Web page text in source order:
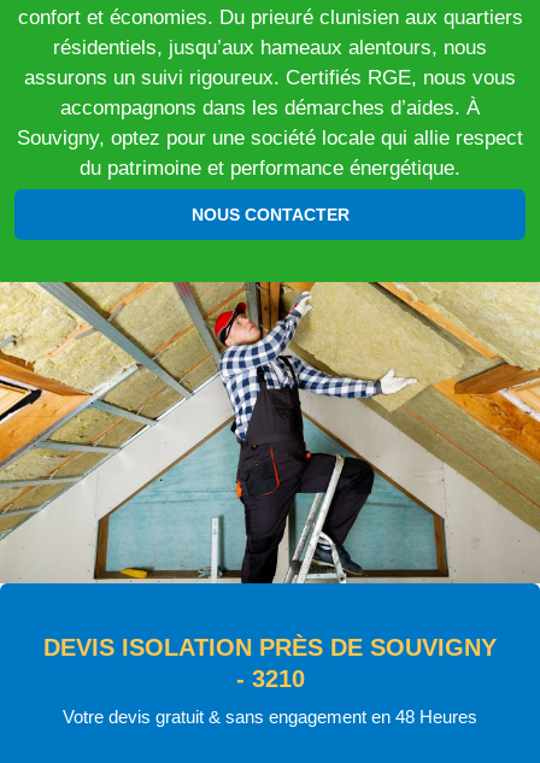
confort et économies. Du prieuré clunisien aux quartiers
résidentiels, jusqu’aux hameaux alentours, nous
assurons un suivi rigoureux. Certifiés RGE, nous vous
accompagnons dans les démarches d’aides. À
Souvigny, optez pour une société locale qui allie respect
du patrimoine et performance énergétique.
NOUS CONTACTER
DEVIS ISOLATION PRÈS DE SOUVIGNY
- 3210
Votre devis gratuit & sans engagement en 48 Heures